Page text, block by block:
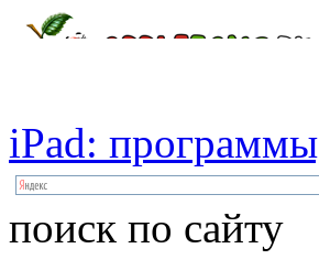
iPad:
поиск по сайту